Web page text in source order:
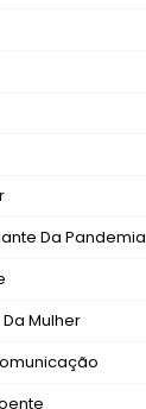
Da Pandemia
Mulher